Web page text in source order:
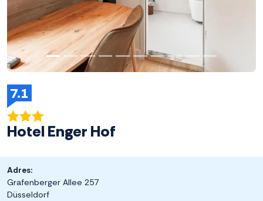
7.1
Hotel Enger Hof
Adres:
Grafenberger Allee 257
Düsseldorf